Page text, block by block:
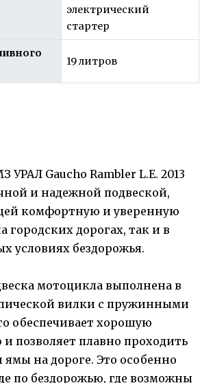
электрический
стартер
19 литров
Gaucho Rambler L.E. 2013
и надежной подвеской,
комфортную и уверенную
городских дорогах, так и в
условиях бездорожья.
мотоцикла выполнена в
вилки с пружинными
обеспечивает хорошую
позволяет плавно проходить
на дороге. Это особенно
по бездорожью, где возможны